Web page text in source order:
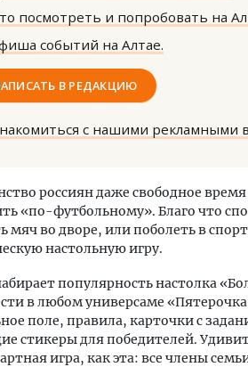
посмотреть и попробовать на
событий на Алтае.
В РЕДАКЦИЮ
с нашими рекламными
россиян даже свободное
«по-футбольному». Благо что
мяч во дворе, или поболеть в
настольную игру.
популярность настолка
в любом универсаме
поле, правила, карточки с
стикеры для победителей.
игра, как эта: все члены